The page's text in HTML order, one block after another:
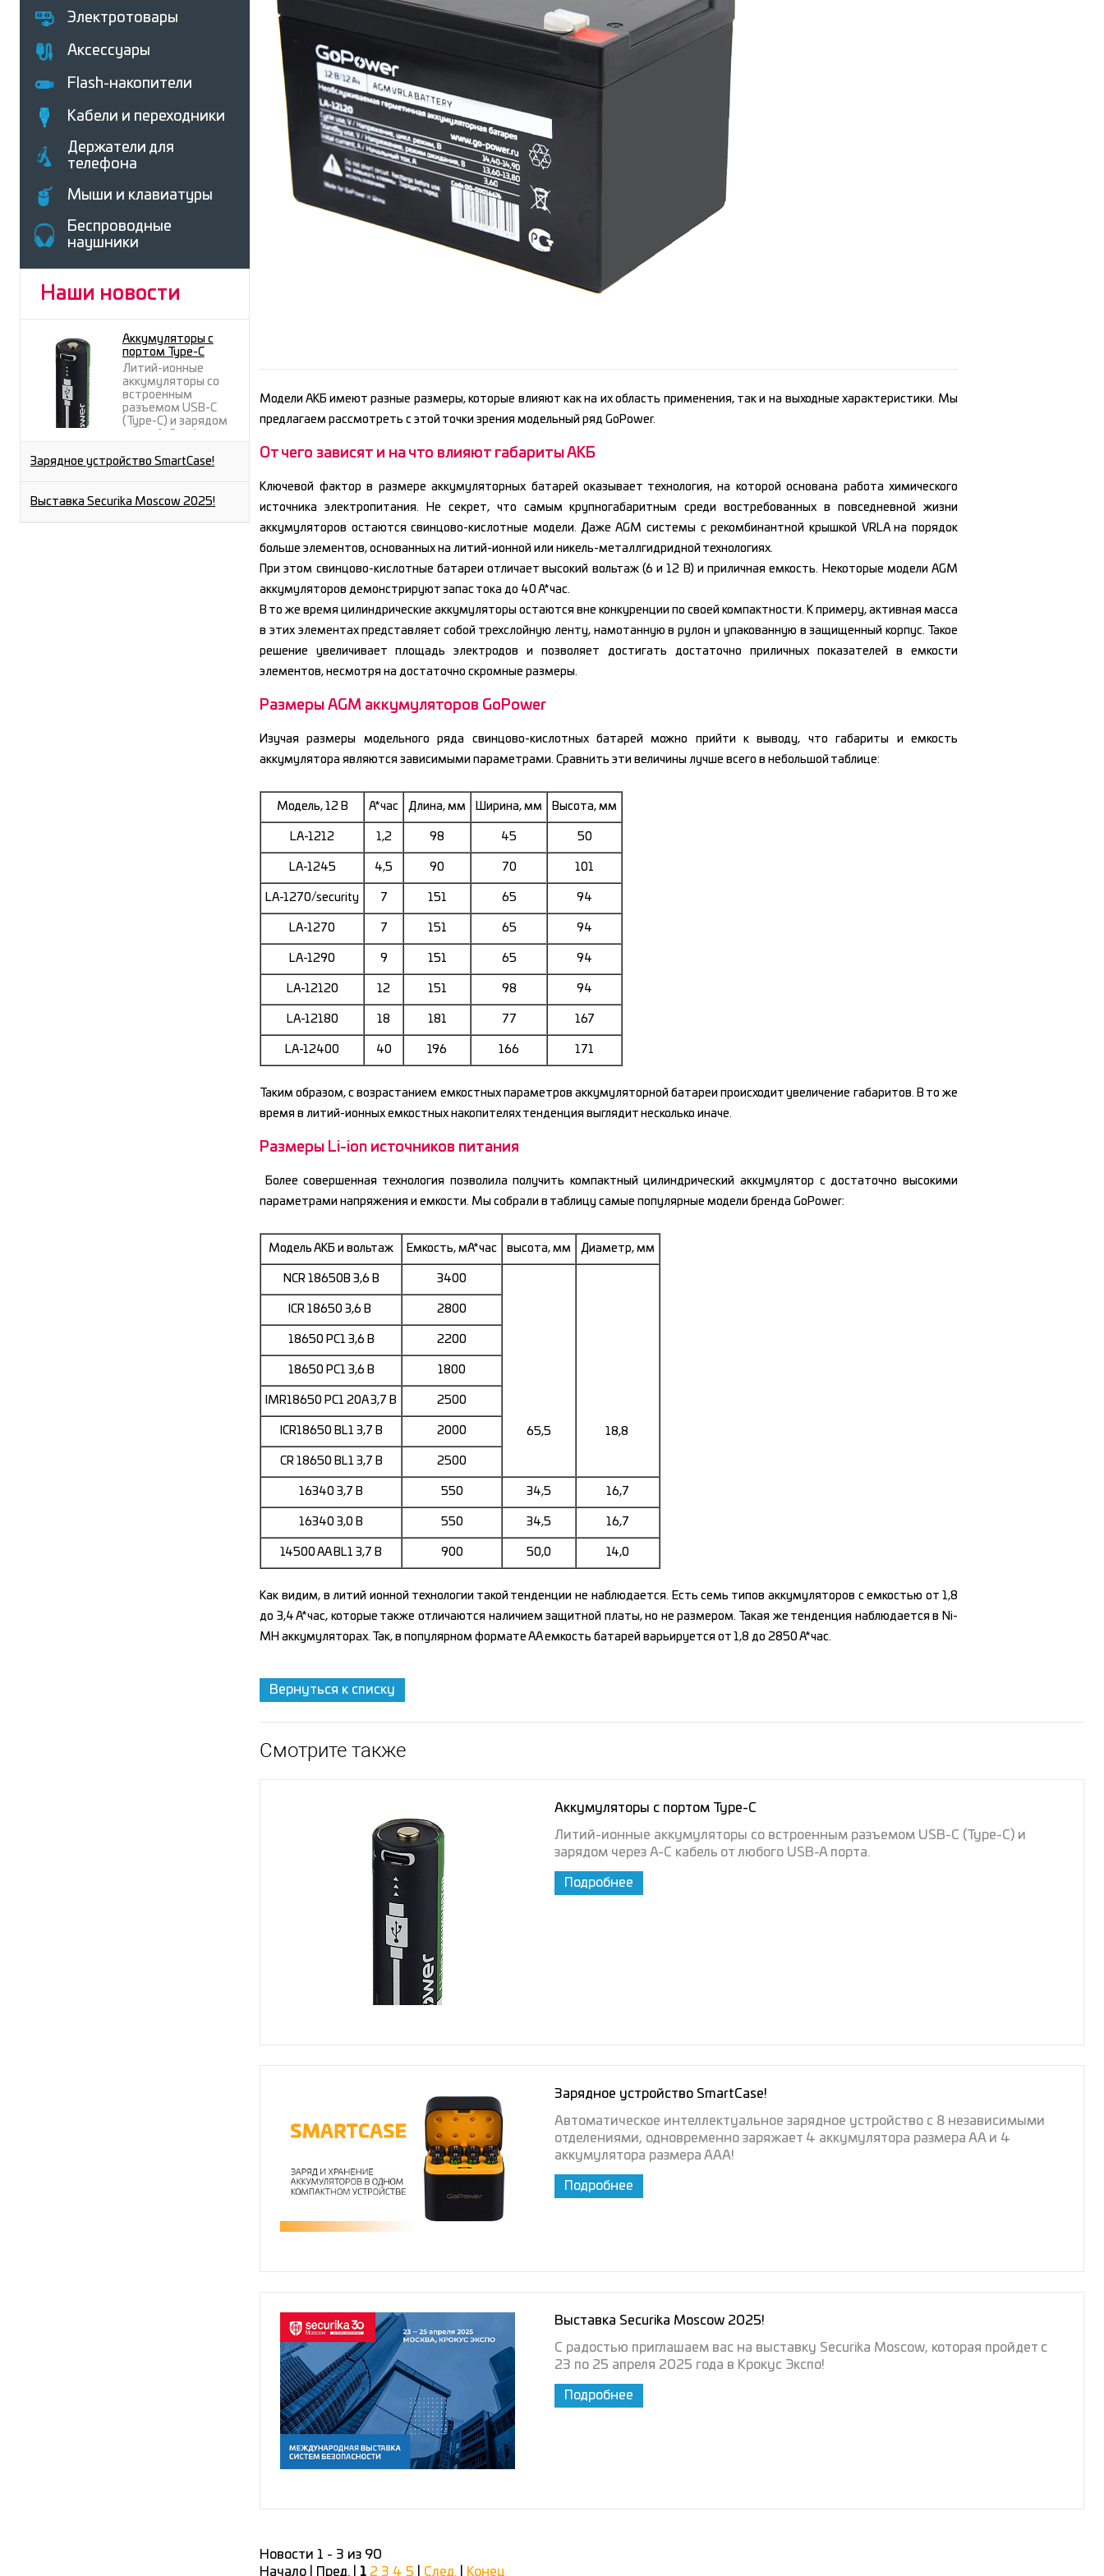
Электротовары
Аксессуары
Flash-накопители
Кабели и переходники
Держатели для
телефона
Мыши и клавиатуры
Беcпроводные
наушники
Наши новости
Аккумуляторы с
портом Type-C
Литий-ионные
аккумуляторы со
встроенным
разъемом USB-C
(Type-C) и зарядом
Зарядное устройство SmartCase!
Выставка Securika Moscow 2025!
Модели АКБ имеют разные размеры, которые влияют как на их область применения, так и на выходные характеристики. Мы
предлагаем рассмотреть с этой точки зрения модельный ряд GoPower.
От чего зависят и на что влияют габариты АКБ
Ключевой фактор в размере аккумуляторных батарей оказывает технология, на которой основана работа химического
источника электропитания. Не секрет, что самым крупногабаритным среди востребованных в повседневной жизни
аккумуляторов остаются свинцово-кислотные модели. Даже AGM системы с рекомбинантной крышкой VRLA на порядок
больше элементов, основанных на литий-ионной или никель-металлгидридной технологиях.
При этом свинцово-кислотные батареи отличает высокий вольтаж (6 и 12 В) и приличная емкость. Некоторые модели AGM
аккумуляторов демонстрируют запас тока до 40 А*час.
В то же время цилиндрические аккумуляторы остаются вне конкуренции по своей компактности. К примеру, активная масса
в этих элементах представляет собой трехслойную ленту, намотанную в рулон и упакованную в защищенный корпус. Такое
решение увеличивает площадь электродов и позволяет достигать достаточно приличных показателей в емкости
элементов, несмотря на достаточно скромные размеры.
Размеры AGM аккумуляторов GoPower
Изучая размеры модельного ряда свинцово-кислотных батарей можно прийти к выводу, что габариты и емкость
аккумулятора являются зависимыми параметрами. Сравнить эти величины лучше всего в небольшой таблице:
Модель, 12 В А*час Длина, мм Ширина, мм Высота, мм
LA-1212 1,2 98 45 50
LA-1245 4,5 90 70 101
LA-1270/security 7 151 65 94
LA-1270 7 151 65 94
LA-1290 9 151 65 94
LA-12120 12 151 98 94
LA-12180 18 181 77 167
LA-12400 40 196 166 171
Таким образом, с возрастанием емкостных параметров аккумуляторной батареи происходит увеличение габаритов. В то же
время в литий-ионных емкостных накопителях тенденция выглядит несколько иначе.
Размеры Li-ion источников питания
Более совершенная технология позволила получить компактный цилиндрический аккумулятор с достаточно высокими
параметрами напряжения и емкости. Мы собрали в таблицу самые популярные модели бренда GoPower:
Модель АКБ и вольтаж Емкость, мА*час высота, мм Диаметр, мм
NCR 18650B 3,6 В 3400
65,5 18,8
ICR 18650 3,6 В 2800
18650 PC1 3,6 В 2200
18650 PC1 3,6 В 1800
IMR18650 PC1 20A 3,7 В 2500
ICR18650 BL1 3,7 В 2000
CR 18650 BL1 3,7 В 2500
16340 3,7 В 550 34,5 16,7
16340 3,0 В 550 34,5 16,7
14500 AA BL1 3,7 В 900 50,0 14,0
Как видим, в литий ионной технологии такой тенденции не наблюдается. Есть семь типов аккумуляторов с емкостью от 1,8
до 3,4 А*час, которые также отличаются наличием защитной платы, но не размером. Такая же тенденция наблюдается в Ni-
MH аккумуляторах. Так, в популярном формате АА емкость батарей варьируется от 1,8 до 2850 А*час.
Вернуться к списку
Смотрите также
Аккумуляторы с портом Type-C
Литий-ионные аккумуляторы со встроенным разъемом USB-C (Type-C) и
зарядом через A-C кабель от любого USB-A порта.
Подробнее
Зарядное устройство SmartCase!
Автоматическое интеллектуальное зарядное устройство с 8 независимыми
отделениями, одновременно заряжает 4 аккумулятора размера АА и 4
аккумулятора размера ААА!
Подробнее
Выставка Securika Moscow 2025!
С радостью приглашаем вас на выставку Securika Moscow, которая пройдет с
23 по 25 апреля 2025 года в Крокус Экспо!
Подробнее
Новости 1 - 3 из 90
Начало | Пред. | 1 2 3 4 5 След. Конец